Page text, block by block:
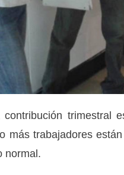
trimestral
más trabajadores
normal.